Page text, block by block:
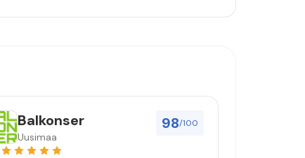
98/100
Balkonser
Uusimaa